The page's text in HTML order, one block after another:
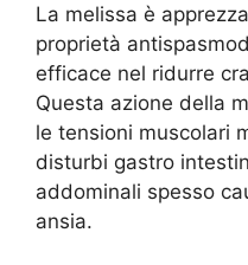
La melissa è
proprietà
efficace nel ridurre
Questa azione della
le tensioni muscolari
disturbi gastro
addominali spesso
ansia.